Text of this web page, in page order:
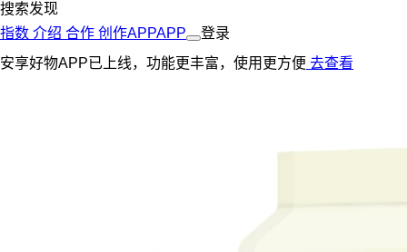
搜索发现
指数 介绍 合作 创作APPAPP
登录
安享好物APP已上线，功能更丰富，使用更方便 去查看